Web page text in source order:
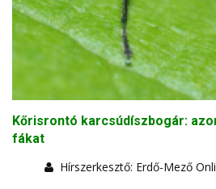
Kőrisrontó karcsúdíszbogár:
fákat
Hírszerkesztő: Erdő-Mező